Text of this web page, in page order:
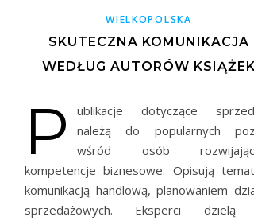
WIELKOPOLSKA
SKUTECZNA KOMUNIKACJA
WEDŁUG AUTORÓW KSIĄŻEK
P
ublikacje dotyczące
należą do popularnych
wśród osób
kompetencje biznesowe. Opisują
komunikacją handlową, planowaniem
sprzedażowych. Eksperci dzielą